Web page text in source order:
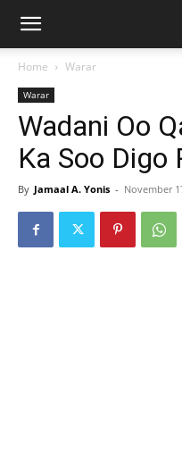
Home Warar
Warar
Wadani Oo
Ka Soo Digo
By Jamaal A. Yonis - November